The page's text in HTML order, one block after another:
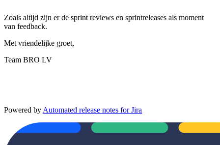
Zoals altijd zijn er de sprint reviews en sprintreleases als moment
van feedback.
Met vriendelijke groet,
Team BRO LV
Powered by Automated release notes for Jira